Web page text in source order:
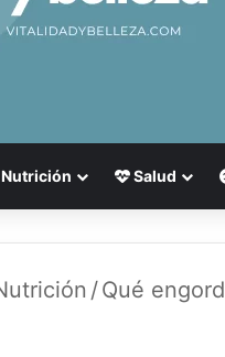
Nutrición Salud
/Qué